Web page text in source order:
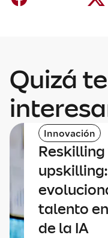
Quizá
Innovación
Reskilling
talento
de la IA